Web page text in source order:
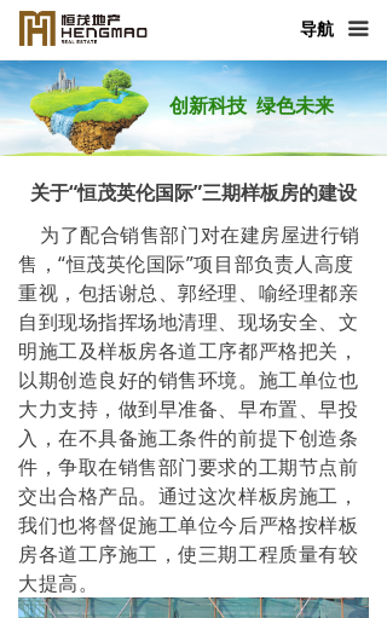
끀
首页
走进恒茂
产品与服务
新闻中心
恒茂发展
人力资源
社会责任
联系我们
导航
为了配合销售部门对在建房屋进行销
售，“恒茂英伦国际”项目部负责人高度
重视，包括谢总、郭经理、喻经理都亲
自到现场指挥场地清理、现场安全、文
明施工及样板房各道工序都严格把关，
以期创造良好的销售环境。施工单位也
大力支持，做到早准备、早布置、早投
入，在不具备施工条件的前提下创造条
件，争取在销售部门要求的工期节点前
交出合格产品。通过这次样板房施工，
我们也将督促施工单位今后严格按样板
房各道工序施工，使三期工程质量有较
大提高。
关于“恒茂英伦国际”三期样板房的建设
创新科技 绿色未来